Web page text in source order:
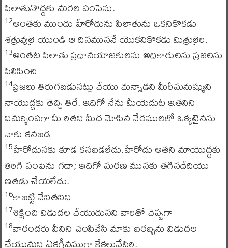
పిలాతునొద్దకు మరల పంపెను.
12అంతకు ముందు హేరోదును పిలాతును ఒకనికొకడు
శత్రువులై యుండి ఆ దినముననే యొకనికొకడు మిత్రులైరి.
13అంతట పిలాతు ప్రధానయాజకులను అధికారులను ప్రజలను
పిలిపించి
14ప్రజలు తిరుగబడునట్లు చేయు చున్నాడని మీరీమనుష్యుని
నాయొద్దకు తెచ్చి తిరే. ఇదిగో నేను మీయెదుట ఇతనిని
విమర్శింపగా మీ రితని మీద మోపిన నేరములలో ఒక్కటైనను
నాకు కనబడ
15హేరోదునకు కూడ కనబడలేదు.హేరోదు అతని మాయొద్దకు
తిరిగి పంపెను గదా; ఇదిగో మరణ మునకు తగినదేదియు
ఇతడు చేయలేదు.
16కాబట్టి నేనితనిని
17శిక్షించి విడుదల చేయుదునని వారితో చెప్పగా
18వారందరు వీనిని చంపివేసి మాకు బరబ్బను విడుదల
చేయుమని ఏకగ్రీవముగా కేకలువేసిరి.